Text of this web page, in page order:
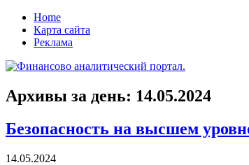
Home
Карта сайта
Реклама
Архивы за день: 14.05.2024
Безопасность на высшем
14.05.2024